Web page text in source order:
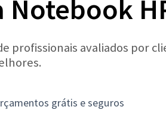
Notebook
profissionais avaliados por
grátis e seguros